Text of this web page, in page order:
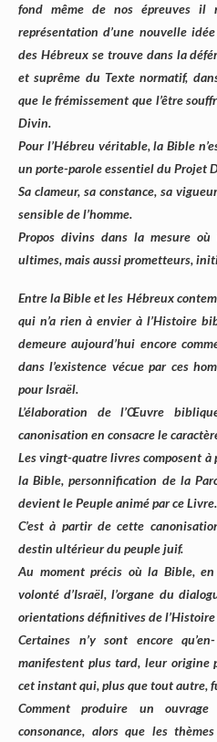
fond même de nos épreuves il
représentation d’une nouvelle
des Hébreux se trouve dans la
et suprême du Texte normatif,
que le frémissement que l’être
Divin.
Pour l’Hébreu véritable, la Bible
un porte-parole essentiel du Projet
Sa clameur, sa constance, sa
sensible de l’homme.
Propos divins dans la mesure
ultimes, mais aussi prometteurs,
Entre la Bible et les Hébreux
qui n’a rien à envier à l’Histoire
demeure aujourd’hui encore
dans l’existence vécue par ces
pour Israël.
L’élaboration de l’Œuvre
canonisation en consacre le
Les vingt-quatre livres composent à
la Bible, personnification de la
devient le Peuple animé par ce Livre.
C’est à partir de cette
destin ultérieur du peuple juif.
Au moment précis où la Bible,
volonté d’Israël, l’organe du
orientations définitives de l’Histoire
Certaines n’y sont encore
manifestent plus tard, leur origine
cet instant qui, plus que tout autre,
Comment produire un
consonance, alors que les